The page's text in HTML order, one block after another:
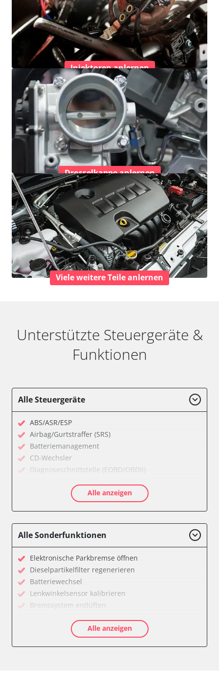
Injektoren anlernen
Drosselkappe anlernen
Viele weitere Teile anlernen
Unterstützte Steuergeräte &
Funktionen
Alle Steuergeräte
ABS/ASR/ESP
Airbag/Gurtstraffer (SRS)
Batteriemanagement
CD-Wechsler
Diagnoseschnittstelle (EOBD/OBDII)
Diesel Additiv-System
Drehzahlanzeige
Fahrzeug Stabilitätskontrolle (VSC)
Feststellbremse (EPB / SBC)
Getriebesteuerung
Gurtkontrollleuchten
Informationsanzeige
Karosseriesteuerung
Kombiinstrument
Lenksäuleneinheit
Alle anzeigen
Alle Sonderfunktionen
Elektronische Parkbremse öffnen
Dieselpartikelfilter regenerieren
Batteriewechsel
Lenkwinkelsensor kalibrieren
Bremssystem entlüften
AGR Ventil anlernen
Luftmassenmesser anlernen
Alle anzeigen